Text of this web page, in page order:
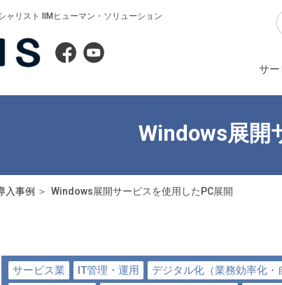
ャリスト IIMヒューマン・ソリューション
サ
Windows展開
入事例 Windows展開サービスを使用したPC展開
サービス業 IT管理・運用 デジタル化（業務効率化・